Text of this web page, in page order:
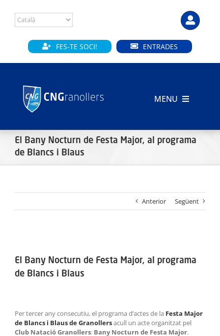
content
FES-TE SOCI! ENTRADES
MENU
CLUB
INFANTS
EMPRESES
El Bany Nocturn de Festa Major, al programa
de Blancs i Blaus
Anterior Següent
Image
El Bany Nocturn de Festa Major, al programa
de Blancs i Blaus
Per tercer any consecutiu, el programa d’actes de la Festa Major
de Blancs i Blaus de Granollersacull un acte organitzat pel
Club Natació Granollers: Bany Nocturn de Festa Major.